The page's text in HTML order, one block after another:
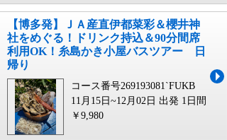
【博多発】ＪＡ産直伊都菜彩＆櫻井神
社をめぐる！ドリンク持込＆90分間席
利用OK！糸島かき小屋バスツアー 日
帰り
コース番号269193081`FUKB
11月15日~12月02日 出発 1日間
￥9,980